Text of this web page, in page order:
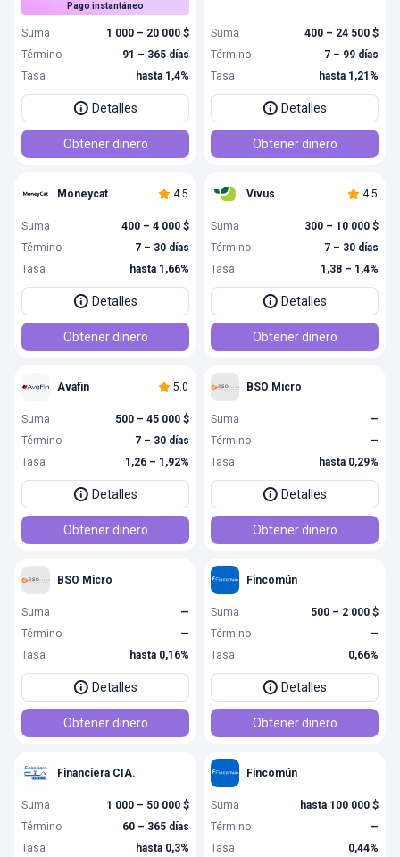
Pago instantáneo
Suma
1 000 – 20 000 $
Término
91 – 365 días
Tasa
hasta 1,4%
Detalles
Obtener dinero
Suma
400 – 24 500 $
Término
7 – 99 días
Tasa
hasta 1,21%
Detalles
Obtener dinero
Moneycat 4.5
Suma
400 – 4 000 $
Término
7 – 30 días
Tasa
hasta 1,66%
Detalles
Obtener dinero
Vivus 4.5
Suma
300 – 10 000 $
Término
7 – 30 días
Tasa
1,38 – 1,4%
Detalles
Obtener dinero
Avafin 5.0
Suma
500 – 45 000 $
Término
7 – 30 días
Tasa
1,26 – 1,92%
Detalles
Obtener dinero
BSO Micro
Suma
—
Término
—
Tasa
hasta 0,29%
Detalles
Obtener dinero
BSO Micro
Suma
—
Término
—
Tasa
hasta 0,16%
Detalles
Obtener dinero
Fincomún
Suma
500 – 2 000 $
Término
—
Tasa
0,66%
Detalles
Obtener dinero
Financiera CIA.
Suma
1 000 – 50 000 $
Término
60 – 365 días
Tasa
hasta 0,3%
Fincomún
Suma
hasta 100 000 $
Término
—
Tasa
0,44%